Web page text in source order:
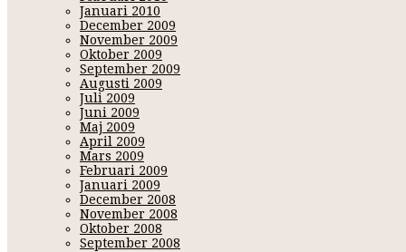
Januari 2010
December 2009
November 2009
Oktober 2009
September 2009
Augusti 2009
Juli 2009
Juni 2009
Maj 2009
April 2009
Mars 2009
Februari 2009
Januari 2009
December 2008
November 2008
Oktober 2008
September 2008